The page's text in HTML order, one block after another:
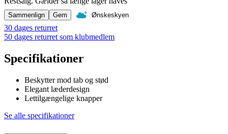
Sammenlign Gem Ønskeskyen
30 dages returret
50 dages returret som klubmedlem
Specifikationer
Beskytter mod tab og stød
Elegant læderdesign
Lettilgængelige knapper
Se alle specifikationer